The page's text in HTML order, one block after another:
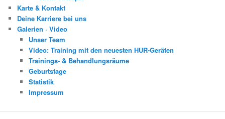
Karte & Kontakt
Deine Karriere bei uns
Galerien · Video
Unser Team
Video: Training mit den neuesten HUR-Geräten
Trainings- & Behandlungsräume
Geburtstage
Statistik
Impressum